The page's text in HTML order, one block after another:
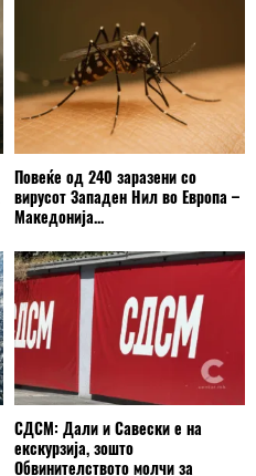
Повеќе од 240 заразени со
вирусот Западен Нил во Европа –
Македонија...
СДСМ: Дали и Савески е на
екскурзија, зошто
Обвинителството молчи за